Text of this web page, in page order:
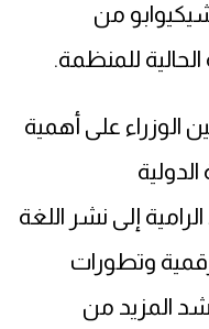
من
الحالية للمنظمة.
الوزراء على أهمية
إلى نشر اللغة
وتطورات
المزيد من